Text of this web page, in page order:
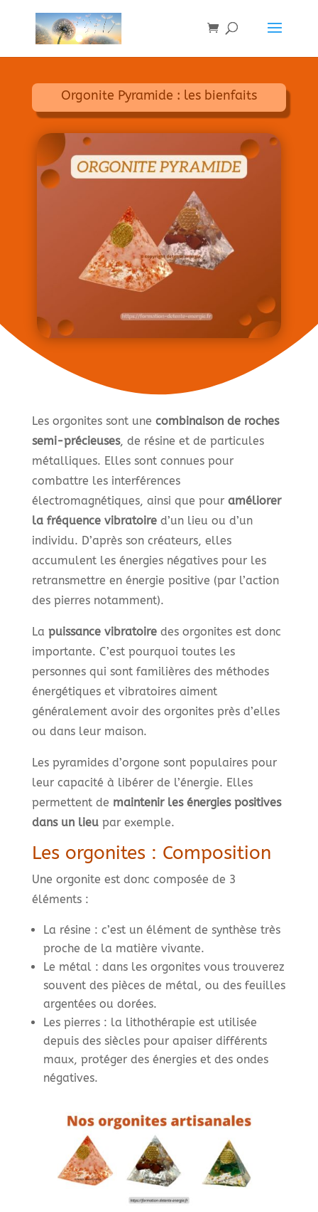
Orgonite Pyramide : les bienfaits
Les orgonites sont une combinaison de roches
semi-précieuses, de résine et de particules
métalliques. Elles sont connues pour
combattre les interférences
électromagnétiques, ainsi que pour améliorer
la fréquence vibratoired’un lieu ou d’un
individu. D’après son créateurs, elles
accumulent les énergies négatives pour les
retransmettre en énergie positive (par l’action
des pierres notamment).
La puissance vibratoiredes orgonites est donc
importante. C’est pourquoi toutes les
personnes qui sont familières des méthodes
énergétiques et vibratoires aiment
généralement avoir des orgonites près d’elles
ou dans leur maison.
Les pyramides d’orgone sont populaires pour
leur capacité à libérer de l’énergie. Elles
permettent de maintenir les énergies positives
dans un lieupar exemple.
Les orgonites : Composition
Une orgonite est donc composée de 3
éléments :
La résine : c’est un élément de synthèse très
proche de la matière vivante.
Le métal : dans les orgonites vous trouverez
souvent des pièces de métal, ou des feuilles
argentées ou dorées.
Les pierres : la lithothérapie est utilisée
depuis des siècles pour apaiser différents
maux, protéger des énergies et des ondes
négatives.